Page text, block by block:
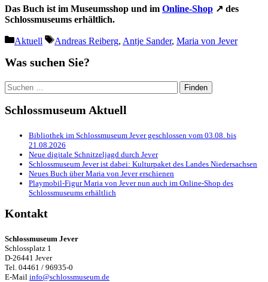
Das Buch ist im Museumsshop und im Online-Shop ↗ des
Schlossmuseums erhältlich.
Kategorien
Aktuell Schlagwörter
Andreas Reiberg, Antje Sander, Maria von Jever
Was suchen Sie?
Suchen
nach:
Schlossmuseum Aktuell
Bibliothek im Schlossmuseum Jever geschlossen vom 03.08. bis
21.08.2026
Neue digitale Schnitzeljagd durch Jever
Schlossmuseum Jever ist dabei: Kulturpaket des Landes Niedersachsen
Neues Buch über Maria von Jever erschienen
Playmobil-Figur Maria von Jever nun auch im Online-Shop des
Schlossmuseums erhältlich
Kontakt
Schlossmuseum Jever
Schlossplatz 1
D-26441 Jever
Tel. 04461 / 96935-0
E-Mail info@schlossmuseum.de